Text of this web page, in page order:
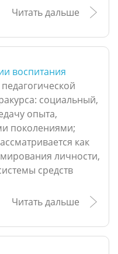
Читать дальше
воспитания
социальный,
опыта,
поколениями;
как
личности,
средств
Читать дальше